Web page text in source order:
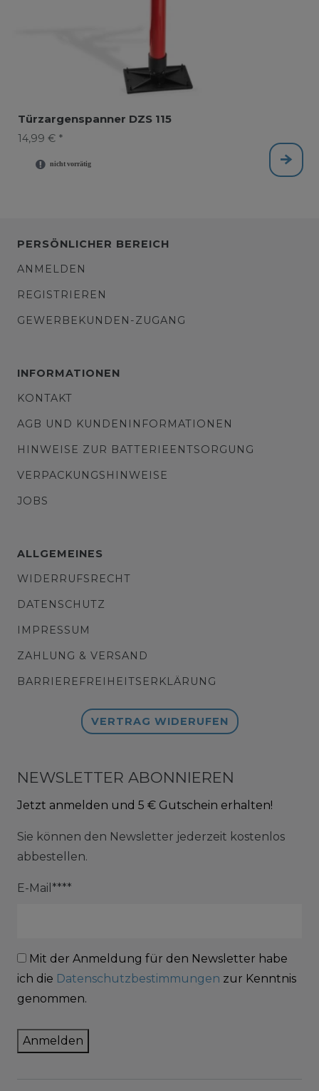
Türzargenspanner DZS 115
14,99 € *
PERSÖNLICHER BEREICH
ANMELDEN
REGISTRIEREN
GEWERBEKUNDEN-ZUGANG
INFORMATIONEN
KONTAKT
AGB UND KUNDENINFORMATIONEN
HINWEISE ZUR BATTERIEENTSORGUNG
VERPACKUNGSHINWEISE
JOBS
ALLGEMEINES
WIDERRUFSRECHT
DATENSCHUTZ
IMPRESSUM
ZAHLUNG & VERSAND
BARRIEREFREIHEITSERKLÄRUNG
VERTRAG WIDERUFEN
NEWSLETTER ABONNIEREN
Jetzt anmelden und 5 € Gutschein erhalten!
Sie können den Newsletter jederzeit kostenlos
abbestellen.
E-Mail****
Mit der Anmeldung für den Newsletter habe
ich die Datenschutzbestimmungen zur Kenntnis
genommen.
Anmelden